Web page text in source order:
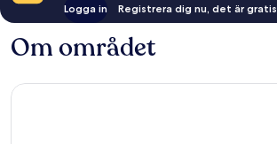
Logga in Registrera dig nu, det är gratis
Om området